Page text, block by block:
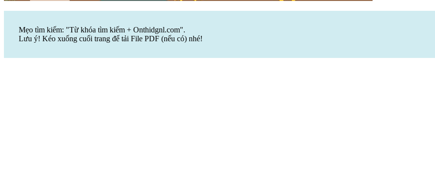
Mẹo tìm kiếm: "Từ khóa tìm kiếm + Onthidgnl.com".
Lưu ý! Kéo xuống cuối trang để tải File PDF (nếu có) nhé!